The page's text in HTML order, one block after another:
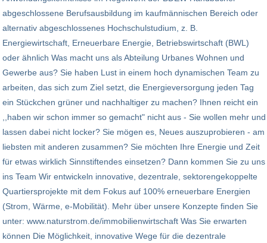
abgeschlossene Berufsausbildung im kaufmännischen Bereich oder
alternativ abgeschlossenes Hochschulstudium, z. B.
Energiewirtschaft, Erneuerbare Energie, Betriebswirtschaft (BWL)
oder ähnlich Was macht uns als Abteilung Urbanes Wohnen und
Gewerbe aus? Sie haben Lust in einem hoch dynamischen Team zu
arbeiten, das sich zum Ziel setzt, die Energieversorgung jeden Tag
ein Stückchen grüner und nachhaltiger zu machen? Ihnen reicht ein
,,haben wir schon immer so gemacht" nicht aus - Sie wollen mehr und
lassen dabei nicht locker? Sie mögen es, Neues auszuprobieren - am
liebsten mit anderen zusammen? Sie möchten Ihre Energie und Zeit
für etwas wirklich Sinnstiftendes einsetzen? Dann kommen Sie zu uns
ins Team Wir entwickeln innovative, dezentrale, sektorengekoppelte
Quartiersprojekte mit dem Fokus auf 100% erneuerbare Energien
(Strom, Wärme, e-Mobilität). Mehr über unsere Konzepte finden Sie
unter: www.naturstrom.de/immobilienwirtschaft Was Sie erwarten
können Die Möglichkeit, innovative Wege für die dezentrale